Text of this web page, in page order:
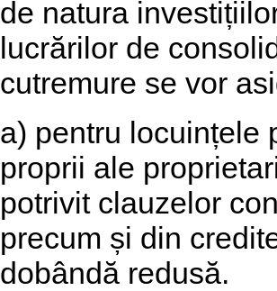
de natura
lucrărilor de
cutremure se vor
a) pentru locuințele
proprii ale
potrivit clauzelor
precum și din
dobândă redusă.